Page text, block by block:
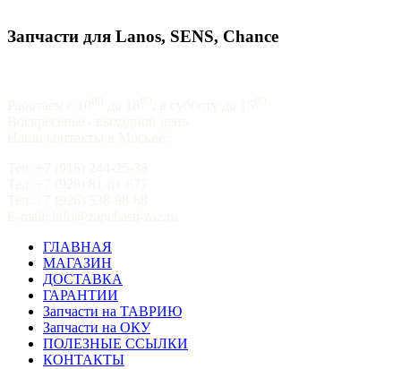
Запчасти для Lanos, SENS, Chance
ГЛАВНАЯ
МАГАЗИН
ДОСТАВКА
ГАРАНТИИ
Запчасти на ТАВРИЮ
Запчасти на ОКУ
ПОЛЕЗНЫЕ ССЫЛКИ
КОНТАКТЫ